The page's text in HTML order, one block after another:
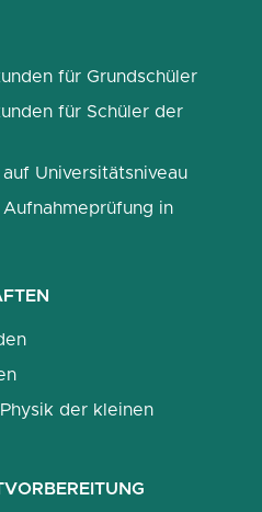
für Grundschüler
für Schüler der
Universitätsniveau
in
der kleinen